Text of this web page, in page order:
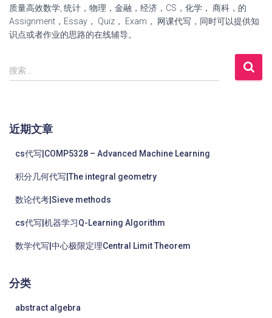
质量高效数学, 统计，物理，金融，经济，CS，化学， 商科，的
Assignment，Essay， Quiz， Exam， 网课代写，同时可以提供知
识点或者作业的思路的在线辅导。
搜索…
近期文章
cs代写|COMP5328 – Advanced Machine Learning
积分几何代写|The integral geometry
数论代考|Sieve methods
cs代写|机器学习Q-Learning Algorithm
数学代写|中心极限定理Central Limit Theorem
分类
abstract algebra